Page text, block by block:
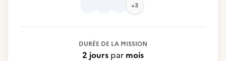
+3
DURÉE DE LA MISSION
2 jours par mois